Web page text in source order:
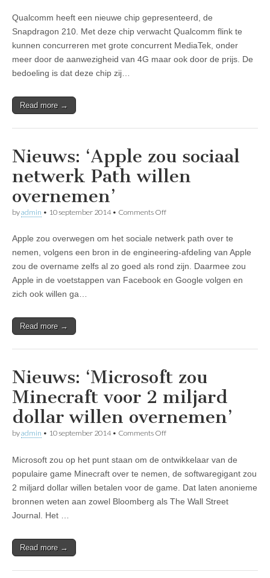
Snapdragon
210
brengt
4G
naar
Qualcomm heeft een nieuwe chip gepresenteerd, de
Snapdragon 210. Met deze chip verwacht Qualcomm flink te
kunnen concurreren met grote concurrent MediaTek, onder
meer door de aanwezigheid van 4G maar ook door de prijs. De
bedoeling is dat deze chip zij…
Read more →
Nieuws: ‘Apple zou sociaal
netwerk Path willen
overnemen’
byadmin • 10 september 2014• Comments Offon
zou
sociaal
netwerk
Path
willen
Apple zou overwegen om het sociale netwerk path over te
nemen, volgens een bron in de engineering-afdeling van Apple
zou de overname zelfs al zo goed als rond zijn. Daarmee zou
Apple in de voetstappen van Facebook en Google volgen en
zich ook willen ga…
Read more →
Nieuws: ‘Microsoft zou
Minecraft voor 2 miljard
dollar willen overnemen’
byadmin • 10 september 2014• Comments Offon
zou
Minecraft
voor
2
miljard
Microsoft zou op het punt staan om de ontwikkelaar van de
populaire game Minecraft over te nemen, de softwaregigant zou
2 miljard dollar willen betalen voor de game. Dat laten anonieme
bronnen weten aan zowel Bloomberg als The Wall Street
Journal. Het …
Read more →